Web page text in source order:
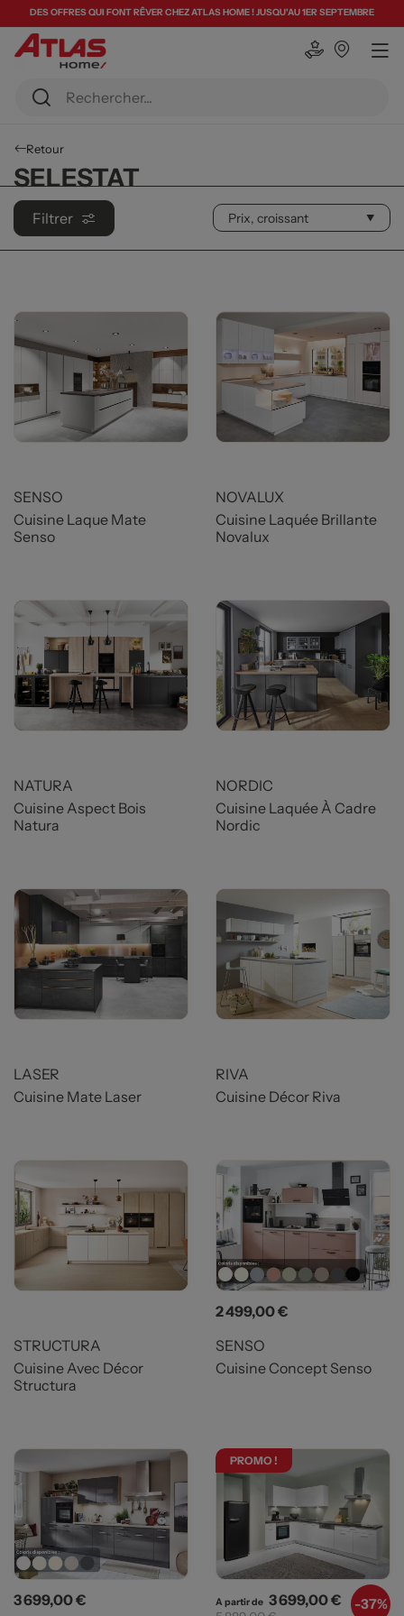
DES OFFRES QUI FONT RÊVER CHEZ ATLAS HOME ! JUSQU'AU 1ER SEPTEMBRE
Retour
SELESTAT
Filtrer
SENSO
Cuisine Laque Mate
Senso
NOVALUX
Cuisine Laquée Brillante
Novalux
NATURA
Cuisine Aspect Bois
Natura
NORDIC
Cuisine Laquée À Cadre
Nordic
LASER
Cuisine Mate Laser
RIVA
Cuisine Décor Riva
STRUCTURA
Cuisine Avec Décor
Structura
Prix
2 499,00 €
SENSO
Cuisine Concept Senso
Prix
3 699,00 €
PROMO !
-37%
A partir de Prix
3 699,00 € Prix de